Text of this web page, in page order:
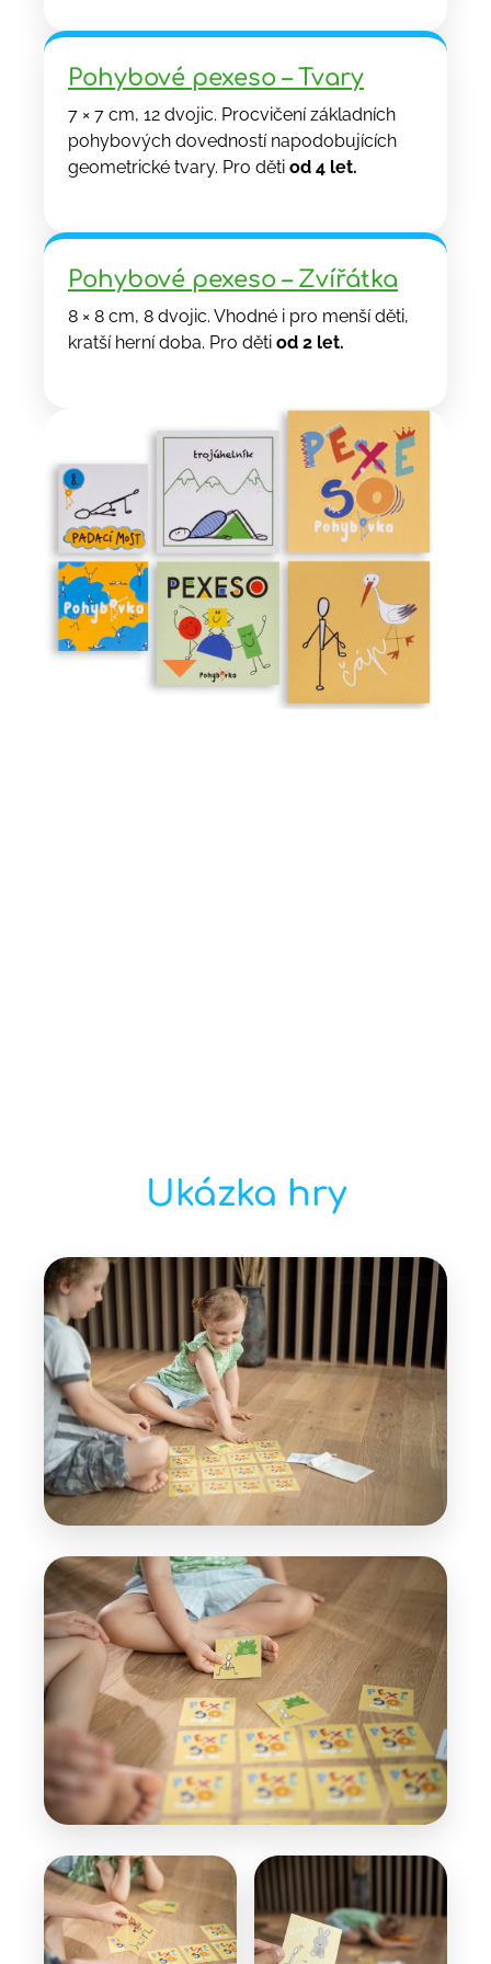
Pohybové pexeso – Tvary
7 × 7 cm, 12 dvojic. Procvičení základních
pohybových dovedností napodobujících
geometrické tvary. Pro děti od 4 let.
Pohybové pexeso – Zvířátka
8 × 8 cm, 8 dvojic. Vhodné i pro menší děti,
kratší herní doba. Pro děti od 2 let.
Ukázka hry